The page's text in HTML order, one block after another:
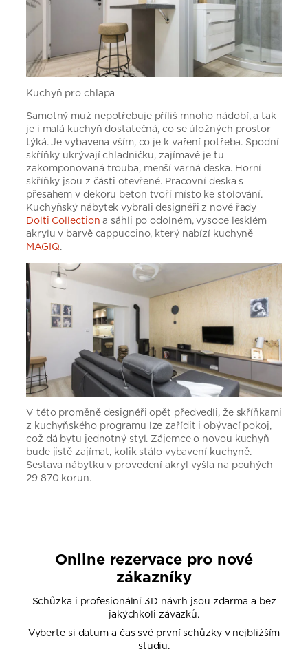
Kuchyň pro chlapa
Samotný muž nepotřebuje příliš mnoho nádobí, a tak
je i malá kuchyň dostatečná, co se úložných prostor
týká. Je vybavena vším, co je k vaření potřeba. Spodní
skříňky ukrývají chladničku, zajímavě je tu
zakomponovaná trouba, menší varná deska. Horní
skříňky jsou z části otevřené. Pracovní deska s
přesahem v dekoru beton tvoří místo ke stolování.
Kuchyňský nábytek vybrali designéři z nové řady
Dolti Collection a sáhli po odolném, vysoce lesklém
akrylu v barvě cappuccino, který nabízí kuchyně
MAGIQ.
V této proměně designéři opět předvedli, že skříňkami
z kuchyňského programu lze zařídit i obývací pokoj,
což dá bytu jednotný styl. Zájemce o novou kuchyň
bude jistě zajímat, kolik stálo vybavení kuchyně.
Sestava nábytku v provedení akryl vyšla na pouhých
29 870 korun.
Online rezervace pro nové
zákazníky
Schůzka i profesionální 3D návrh jsou zdarma a bez
jakýchkoli závazků.
Vyberte si datum a čas své první schůzky v nejbližším
studiu.